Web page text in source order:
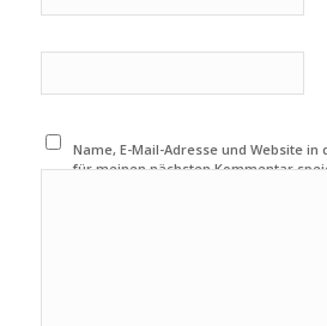
Name, E-Mail-Adresse und Website in
für meinen nächsten Kommentar